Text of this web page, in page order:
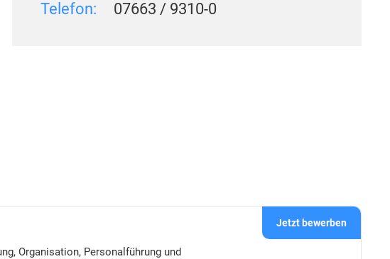
Telefon:
07663 / 9310-0
Organisation, Personalführung und
Jetzt bewerben